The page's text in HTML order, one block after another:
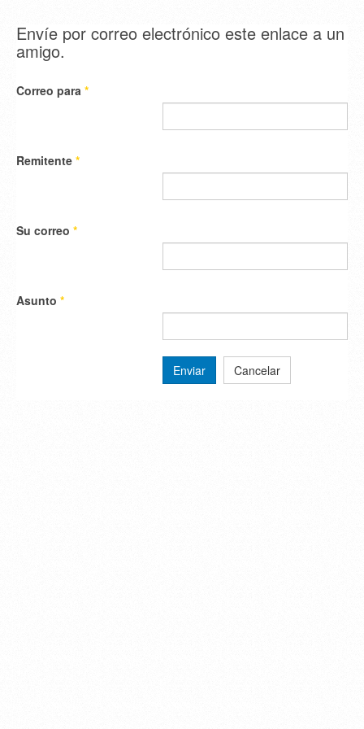
Envíe por correo electrónico este enlace a un
amigo.
Correo para *
Remitente *
Su correo *
Asunto *
Enviar Cancelar